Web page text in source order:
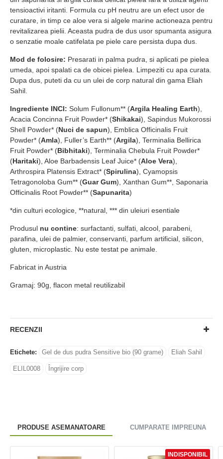
tensioactivi iritanti. Formula cu pH neutru are un efect usor de
curatare, in timp ce aloe vera si algele marine actioneaza pentru
revitalizarea pielii. Aceasta pudra de dus usor spumanta asigura
o senzatie moale catifelata pe piele care persista dupa dus.
Mod de folosire: Presarati in palma pudra, si aplicati pe pielea
umeda, apoi spalati ca de obicei pielea. Limpeziti cu apa curata.
Dupa dus, puteti da cu un ulei de corp natural din gama Eliah
Sahil.
Ingrediente INCI: Solum Fullonum** (Argila Healing Earth),
Acacia Concinna Fruit Powder* (Shikakai), Sapindus Mukorossi
Shell Powder* (Nuci de sapun), Emblica Officinalis Fruit
Powder* (Amla), Fuller’s Earth** (Argila), Terminalia Bellirica
Fruit Powder* (Bibhitaki), Terminalia Chebula Fruit Powder*
(Haritaki), Aloe Barbadensis Leaf Juice* (Aloe Vera),
Arthrospira Platensis Extract* (Spirulina), Cyamopsis
Tetragonoloba Gum** (Guar Gum), Xanthan Gum**, Saponaria
Officinalis Root Powder** (Sapunarita)
*din culturi ecologice, **natural, *** din uleiuri esentiale
Produsul nu contine: surfactanti, sulfati, alcool, parabeni,
parafina, ulei de palmier, conservanti, parfum artificial, silicon,
gluten, microplastic. Nu este testat pe animale.
Fabricat in Austria
Gramaj: 90g, flacon metal reutilizabil
RECENZII
Etichete: Gel de dus pudra Sensitive bio (90 grame) Eliah Sahil
ELIL0008 Îngrijire corp
PRODUSE ASEMANATOARE CUMPARATE IMPREUNA
INDISPONIBIL